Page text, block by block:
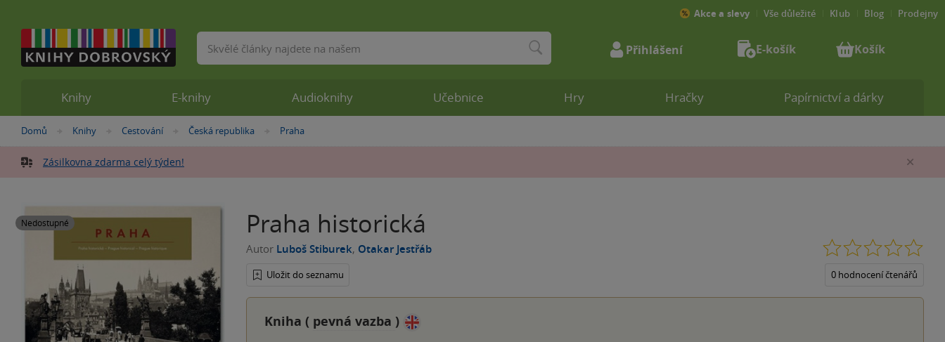
Nacházíte
zde:
Domů »
Knihy »
Cestování »
Česká republika »Praha
Zásilkovna zdarma celý týden!
Nedostupné Praha historická
Autor Luboš Stiburek, Otakar Jestřáb
Uložit do seznamu 0 hodnocení čtenářů
Kniha ( pevná vazba )
Knihy E-knihy Audioknihy Učebnice Hry Hračky Papírnictví a dárky
Akce a slevy Vše důležité Klub Blog Prodejny
Vyhledávání Přihlášení E-košík Košík